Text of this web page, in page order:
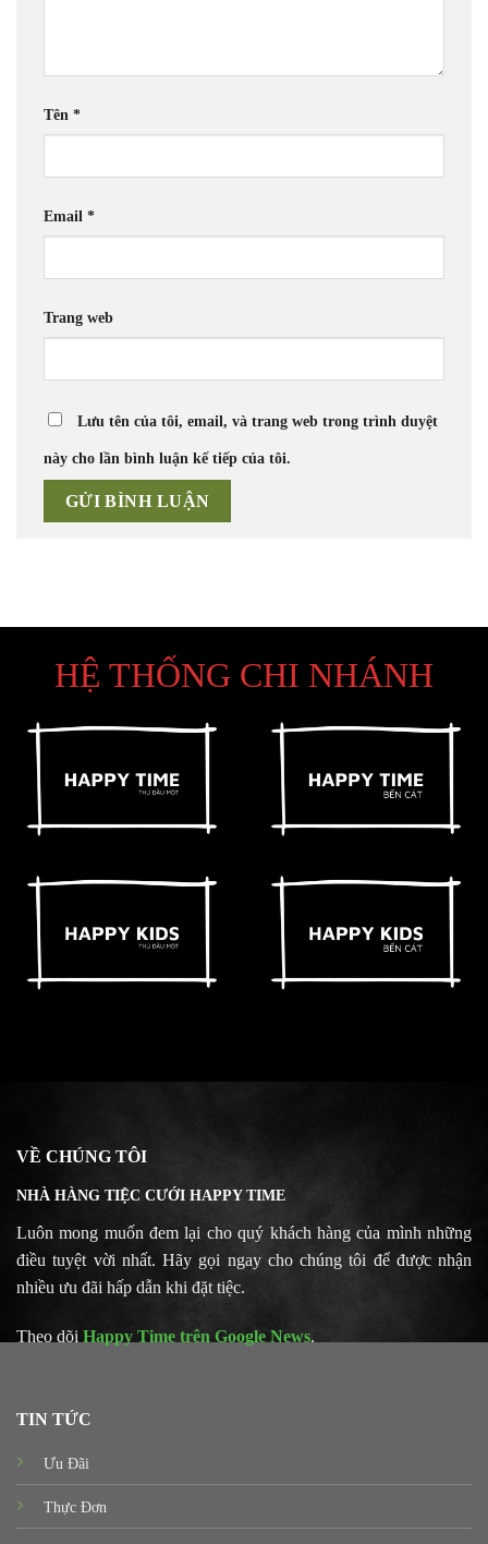
Tên *
Email *
Trang web
Lưu tên của tôi, email, và trang web trong trình duyệt
này cho lần bình luận kế tiếp của tôi.
HỆ THỐNG CHI NHÁNH
VỀ CHÚNG TÔI
NHÀ HÀNG TIỆC CƯỚI HAPPY TIME
Luôn mong muốn đem lại cho quý khách hàng của mình những
điều tuyệt vời nhất. Hãy gọi ngay cho chúng tôi để được nhận
nhiều ưu đãi hấp dẫn khi đặt tiệc.
Theo dõi Happy Time trên Google News.
TIN TỨC
Ưu Đãi
Thực Đơn